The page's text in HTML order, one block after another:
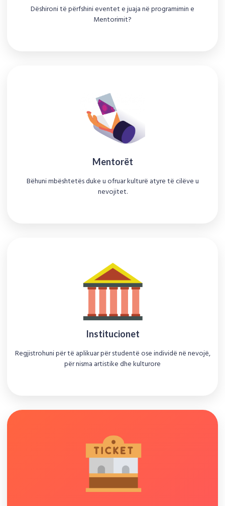
Dëshironi të përfshini eventet e juaja në programimin e
Mentorimit?
Mentorët
Bëhuni mbështetës duke u ofruar kulturë atyre të cilëve u
nevojitet.
Institucionet
Regjistrohuni për të aplikuar për studentë ose individë në nevojë,
për nisma artistike dhe kulturore